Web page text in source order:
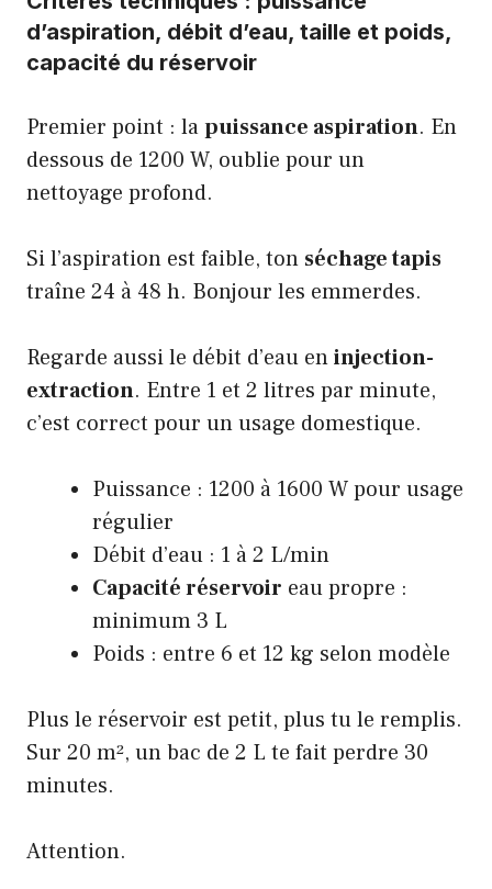
d’aspiration, débit d’eau, taille et poids,
capacité du réservoir
Premier point : lapuissance aspiration. En
dessous de 1200 W, oublie pour un
nettoyage profond.
Si l’aspiration est faible, ton séchage tapis
traîne 24 à 48 h. Bonjour les emmerdes.
Regarde aussi le débit d’eau eninjection-
extraction. Entre 1 et 2 litres par minute,
c’est correct pour un usage domestique.
Puissance : 1200 à 1600 W pour usage
régulier
Débit d’eau : 1 à 2 L/min
Capacité réservoir eau propre :
minimum 3 L
Poids : entre 6 et 12 kg selon modèle
Plus le réservoir est petit, plus tu le remplis.
Sur 20 m², un bac de 2 L te fait perdre 30
minutes.
Attention.